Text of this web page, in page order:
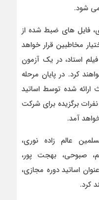
فایل های ضبط شده از
مخاطبین قرار خواهد
استاد، در یک آزمون
کرد. در پایان مرحله
ارائه شده توسط اساتید
برگزیده برای شرکت
آمد.
عالم زاده نوری،
صبوحی، بهجت پور،
اساتید دوره مجازی،
کرد.